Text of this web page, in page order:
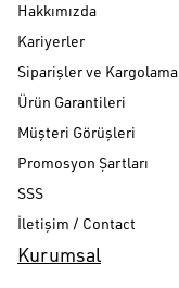
Hakkımızda
Kariyerler
Siparişler ve Kargolama
Ürün Garantileri
Müşteri Görüşleri
Promosyon Şartları
SSS
İletişim / Contact
Kurumsal